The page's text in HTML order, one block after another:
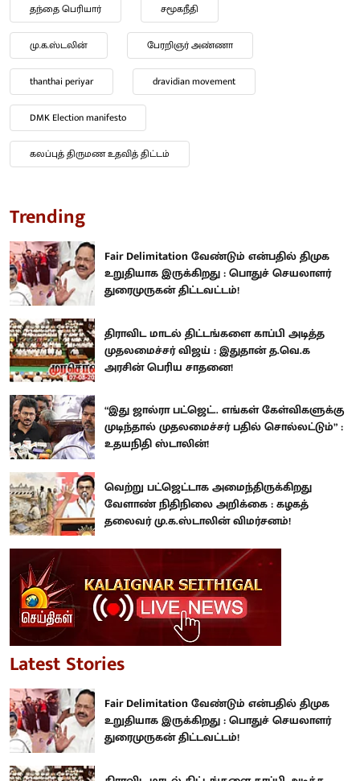
தந்தை பெரியார் சமூகநீதி
மு.க.ஸ்டலின் பேரறிஞர் அண்ணா
thanthai periyar dravidian movement
DMK Election manifesto
கலப்புத் திருமண உதவித் திட்டம்
Trending
Fair Delimitation வேண்டும் என்பதில் திமுக
உறுதியாக இருக்கிறது : பொதுச் செயலாளர்
துரைமுருகன் திட்டவட்டம்!
திராவிட மாடல் திட்டங்களை காப்பி அடித்த
முதலமைச்சர் விஜய் : இதுதான் த.வெ.க
அரசின் பெரிய சாதனை!
“இது ஜால்ரா பட்ஜெட்.. எங்கள் கேள்விகளுக்கு
முடிந்தால் முதலமைச்சர் பதில் சொல்லட்டும்” :
உதயநிதி ஸ்டாலின்!
வெற்று பட்ஜெட்டாக அமைந்திருக்கிறது
வேளாண் நிதிநிலை அறிக்கை : கழகத்
தலைவர் மு.க.ஸ்டாலின் விமர்சனம்!
Latest Stories
Fair Delimitation வேண்டும் என்பதில் திமுக
உறுதியாக இருக்கிறது : பொதுச் செயலாளர்
துரைமுருகன் திட்டவட்டம்!